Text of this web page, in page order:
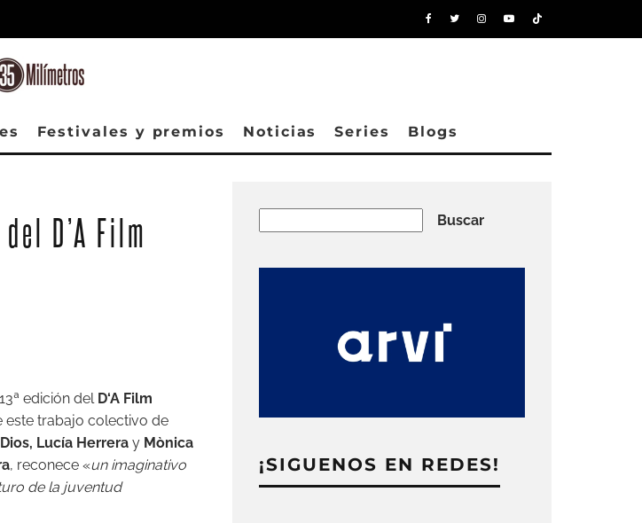
Festivales y premios Noticias Series Blogs
D’A Film
edición del D‘A Film
este trabajo colectivo de
Lucía Herrera y Mònica
, reconece «un imaginativo
de la juventud
Buscar
¡SIGUENOS EN REDES!